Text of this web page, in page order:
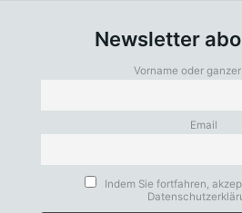
Newsletter
Vorname oder
Email
Indem Sie fortfahren,